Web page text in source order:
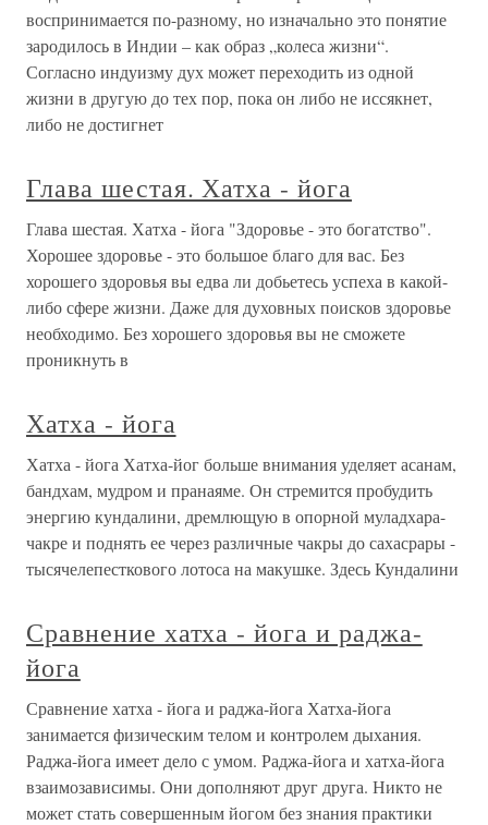
воспринимается по-разному, но изначально это понятие
зародилось в Индии – как образ „колеса жизни“.
Согласно индуизму дух может переходить из одной
жизни в другую до тех пор, пока он либо не иссякнет,
либо не достигнет
Глава шестая. Хатха - йога
Глава шестая. Хатха - йога "Здоровье - это богатство".
Хорошее здоровье - это большое благо для вас. Без
хорошего здоровья вы едва ли добьетесь успеха в какой-
либо сфере жизни. Даже для духовных поисков здоровье
необходимо. Без хорошего здоровья вы не сможете
проникнуть в
Хатха - йога
Хатха - йога Хатха-йог больше внимания уделяет асанам,
бандхам, мудром и пранаяме. Он стремится пробудить
энергию кундалини, дремлющую в опорной муладхара-
чакре и поднять ее через различные чакры до сахасрары -
тысячелепесткового лотоса на макушке. Здесь Кундалини
Сравнение хатха - йога и раджа-
йога
Сравнение хатха - йога и раджа-йога Хатха-йога
занимается физическим телом и контролем дыхания.
Раджа-йога имеет дело с умом. Раджа-йога и хатха-йога
взаимозависимы. Они дополняют друг друга. Никто не
может стать совершенным йогом без знания практики